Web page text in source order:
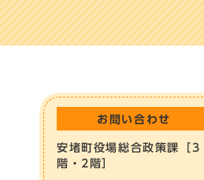
お問い合わせ
安堵町役場総合政策課［3
階・2階］